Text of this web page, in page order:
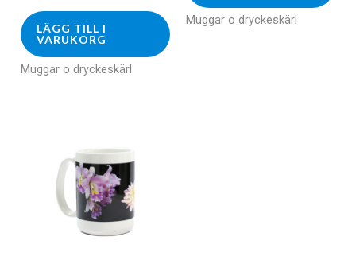
LÄGG TILL I
VARUKORG
Muggar o dryckeskärl
Muggar o dryckeskärl